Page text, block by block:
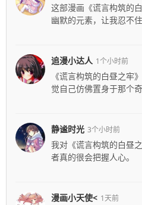
这部漫画《谎言构筑的
幽默的元素，让我忍不住
追漫小达人 1个小时前
《谎言构筑的白昼之牢
觉自己仿佛置身于那个
静谧时光 3个小时前
我对《谎言构筑的白昼
者真的很会把握人心。
漫画小天使< 1天前